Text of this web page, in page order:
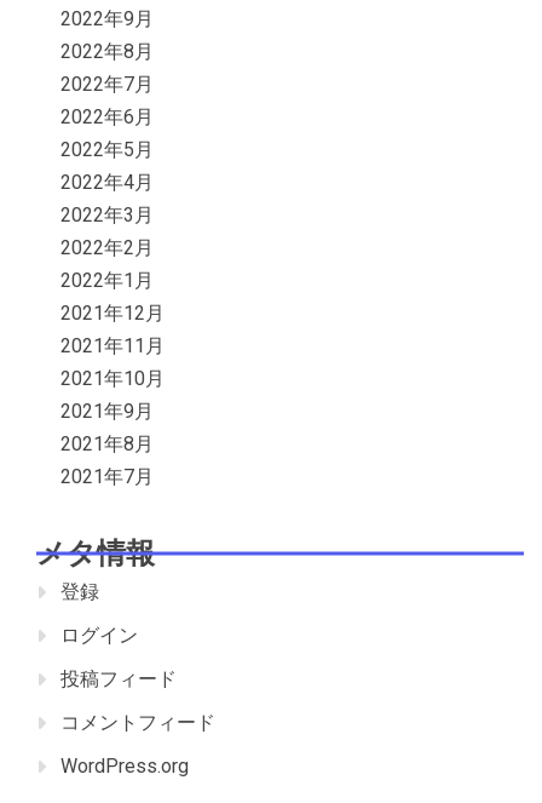
2022年9月
2022年8月
2022年7月
2022年6月
2022年5月
2022年4月
2022年3月
2022年2月
2022年1月
2021年12月
2021年11月
2021年10月
2021年9月
2021年8月
2021年7月
メタ情報
登録
ログイン
投稿フィード
コメントフィード
WordPress.org